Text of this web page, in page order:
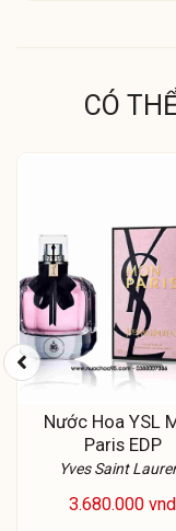
CÓ
Nước Hoa YSL
Paris EDP
Yves Saint
3.680.000 vnd